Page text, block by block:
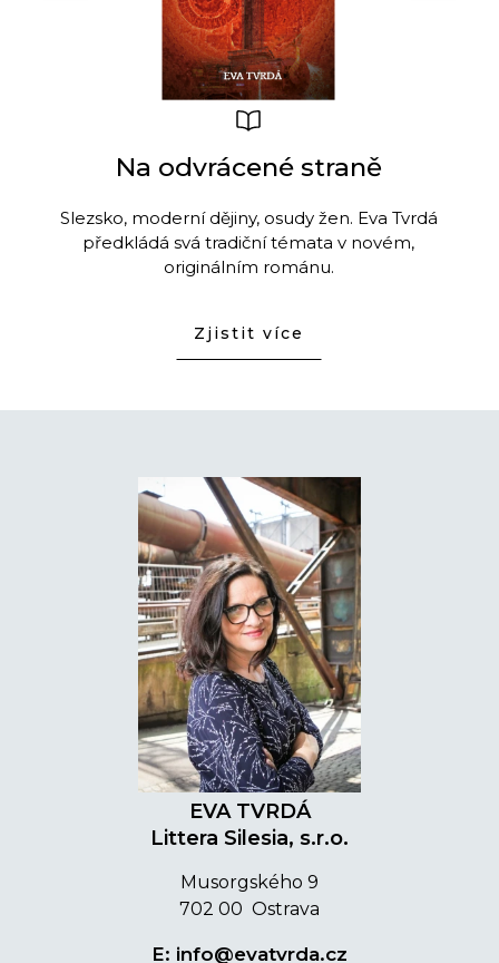
Na odvrácené straně
Slezsko, moderní dějiny, osudy žen. Eva Tvrdá
předkládá svá tradiční témata v novém,
originálním románu.
Zjistit více
EVA TVRDÁ
Littera Silesia, s.r.o.
Musorgského 9
702 00 Ostrava
E: info@evatvrda.cz